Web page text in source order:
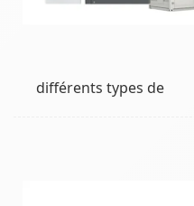
différents types de